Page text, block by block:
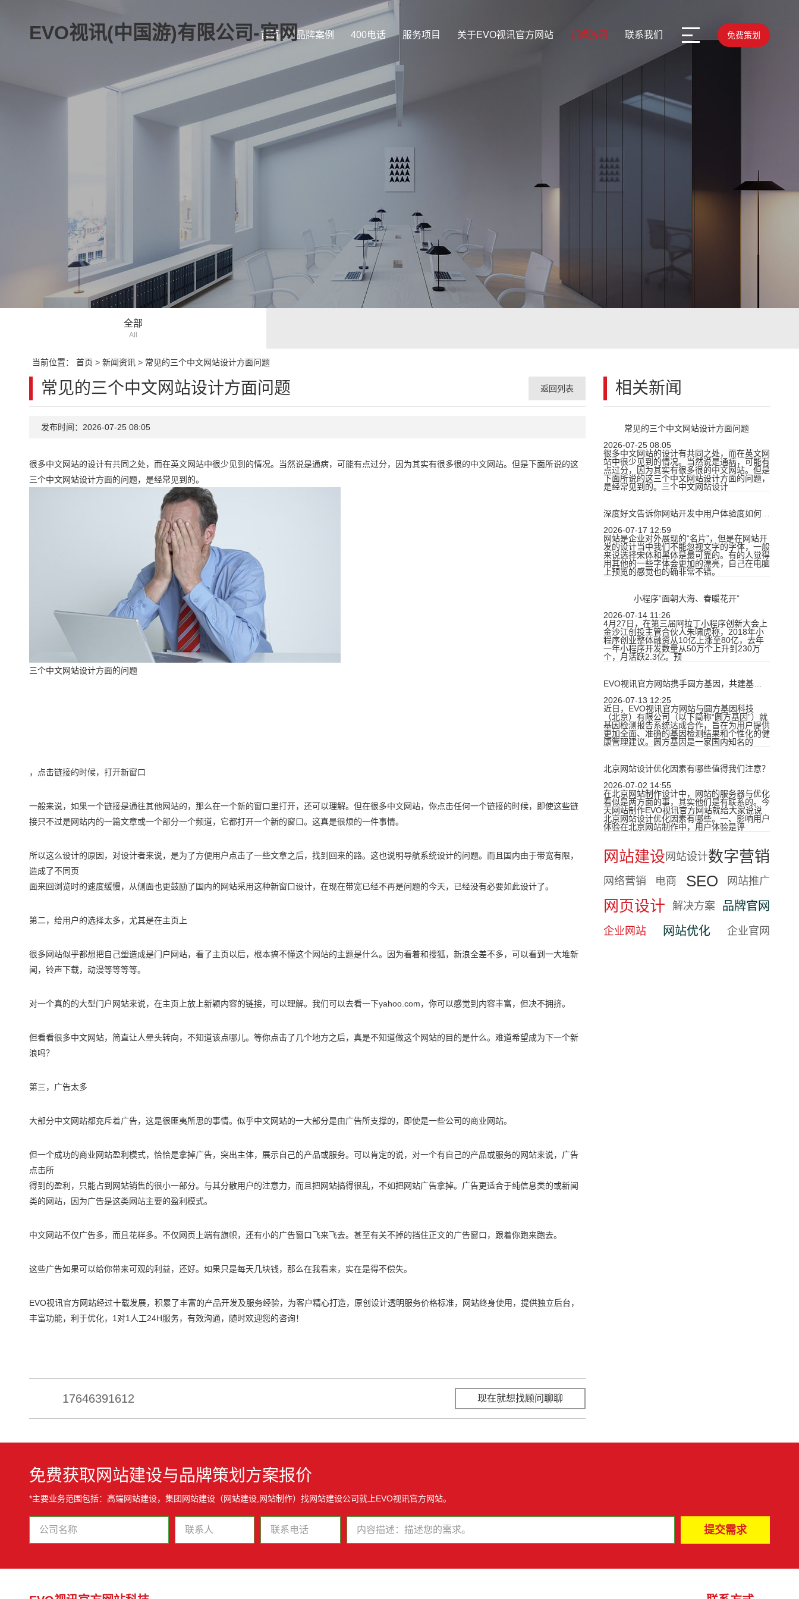
EVO视讯(中国游)有限公司-官网
首页 品牌案例 400电话 服务项目 关于EVO视讯官方网站 新闻资讯 联系我们 免费策划
全部
All
当前位置： 首页 > 新闻资讯> 常见的三个中文网站设计方面问题
相关新闻
常见的三个中文网站设计方面问题
2026-07-25 08:05
很多中文网站的设计有共同之处，而在英文网
站中很少见到的情况。当然说是通病，可能有
点过分，因为其实有很多很的中文网站。但是
下面所说的这三个中文网站设计方面的问题，
是经常见到的。三个中文网站设计
2026-07-17 12:59
网站是企业对外展现的“名片”，但是在网站开
发的设计当中我们不能忽视文字的字体，一般
来说选择宋体和黑体是最可靠的。有的人觉得
用其他的一些字体会更加的漂亮，自己在电脑
上预览的感觉也的确非常不错。
小程序“面朝大海、春暖花开”
2026-07-14 11:26
4月27日，在第三届阿拉丁小程序创新大会上
金沙江创投主管合伙人朱啸虎称，2018年小
程序创业整体融资从10亿上涨至80亿，去年
一年小程序开发数量从50万个上升到230万
个，月活跃2.3亿。预
2026-07-13 12:25
近日，EVO视讯官方网站与圆方基因科技
（北京）有限公司（以下简称“圆方基因”）就
基因检测报告系统达成合作，旨在为用户提供
更加全面、准确的基因检测结果和个性化的健
康管理建议。圆方基因是一家国内知名的
北京网站设计优化因素有哪些值得我们注意？
2026-07-02 14:55
在北京网站制作设计中，网站的服务器与优化
看似是两方面的事，其实他们是有联系的。今
天网站制作EVO视讯官方网站就给大家说说
北京网站设计优化因素有哪些。一、影响用户
体验在北京网站制作中，用户体验是评
网站建设 网站设计数字营销
网络营销 电商 SEO 网站推广
网页设计 解决方案 品牌官网
企业网站 网站优化 企业官网
常见的三个中文网站设计方面问题 返回列表
发布时间：2026-07-25 08:05
很多中文网站的设计有共同之处，而在英文网站中很少见到的情况。当然说是通病，可能有点过分，因为其实有很多很的中文网站。但是下面所说的这
三个中文网站设计方面的问题，是经常见到的。
三个中文网站设计方面的问题
，点击链接的时候，打开新窗口
一般来说，如果一个链接是通往其他网站的，那么在一个新的窗口里打开，还可以理解。但在很多中文网站，你点击任何一个链接的时候，即使这些链
接只不过是网站内的一篇文章或一个部分一个频道，它都打开一个新的窗口。这真是很烦的一件事情。
所以这么设计的原因，对设计者来说，是为了方便用户点击了一些文章之后，找到回来的路。这也说明导航系统设计的问题。而且国内由于带宽有限，
造成了不同页
面来回浏览时的速度缓慢，从侧面也更鼓励了国内的网站采用这种新窗口设计，在现在带宽已经不再是问题的今天，已经没有必要如此设计了。
第二，给用户的选择太多，尤其是在主页上
很多网站似乎都想把自己塑造成是门户网站，看了主页以后，根本搞不懂这个网站的主题是什么。因为看着和搜狐，新浪全差不多，可以看到一大堆新
闻，铃声下载，动漫等等等等。
对一个真的的大型门户网站来说，在主页上放上新颖内容的链接，可以理解。我们可以去看一下yahoo.com，你可以感觉到内容丰富，但决不拥挤。
但看看很多中文网站，简直让人晕头转向，不知道该点哪儿。等你点击了几个地方之后，真是不知道做这个网站的目的是什么。难道希望成为下一个新
浪吗？
第三，广告太多
大部分中文网站都充斥着广告，这是很匪夷所思的事情。似乎中文网站的一大部分是由广告所支撑的，即使是一些公司的商业网站。
但一个成功的商业网站盈利模式，恰恰是拿掉广告，突出主体，展示自己的产品或服务。可以肯定的说，对一个有自己的产品或服务的网站来说，广告
点击所
得到的盈利，只能占到网站销售的很小一部分。与其分散用户的注意力，而且把网站搞得很乱，不如把网站广告拿掉。广告更适合于纯信息类的或新闻
类的网站，因为广告是这类网站主要的盈利模式。
中文网站不仅广告多，而且花样多。不仅网页上端有旗帜，还有小的广告窗口飞来飞去。甚至有关不掉的挡住正文的广告窗口，跟着你跑来跑去。
这些广告如果可以给你带来可观的利益，还好。如果只是每天几块钱，那么在我看来，实在是得不偿失。
EVO视讯官方网站经过十载发展，积累了丰富的产品开发及服务经验，为客户精心打造，原创设计透明服务价格标准，网站终身使用，提供独立后台，
丰富功能，利于优化，1对1人工24H服务，有效沟通，随时欢迎您的咨询！
17646391612 现在就想找顾问聊聊
免费获取网站建设与品牌策划方案报价
*主要业务范围包括：高端网站建设，集团网站建设（网站建设,网站制作）找网站建设公司就上EVO视讯官方网站。